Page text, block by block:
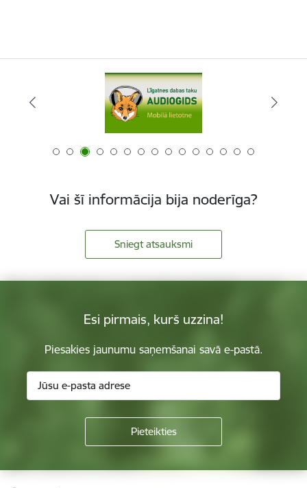
Vai šī informācija bija noderīga?
Sniegt atsauksmi
Esi pirmais, kurš uzzina!
Piesakies jaunumu saņemšanai savā e-pastā.
Kājene